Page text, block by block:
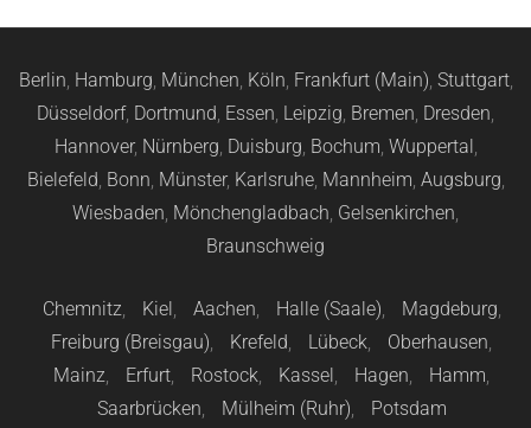
Berlin, Hamburg, München, Köln, Frankfurt (Main), Stuttgart,
Düsseldorf, Dortmund, Essen, Leipzig, Bremen, Dresden,
Hannover, Nürnberg, Duisburg, Bochum, Wuppertal,
Bielefeld, Bonn, Münster, Karlsruhe, Mannheim, Augsburg,
Wiesbaden, Mönchengladbach, Gelsenkirchen,
Braunschweig
Chemnitz, Kiel, Aachen, Halle (Saale), Magdeburg,
Freiburg (Breisgau), Krefeld, Lübeck, Oberhausen,
Mainz, Erfurt, Rostock, Kassel, Hagen, Hamm,
Saarbrücken, Mülheim (Ruhr), Potsdam